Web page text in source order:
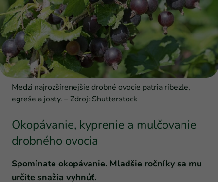
Medzi najrozšírenejšie drobné ovocie patria ríbezle,
egreše a josty. – Zdroj: Shutterstock
Okopávanie, kyprenie a mulčovanie
drobného ovocia
Spomínate okopávanie. Mladšie ročníky sa mu
určite snažia vyhnúť.